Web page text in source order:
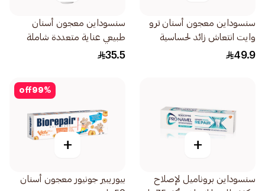
سنسوداين معجون أسنان ترو
وايت انتعاش زائد لحساسية
الأسنان 75مل
49.9
سنسوداين معجون أسنان
طبيعي عناية متعددة شاملة
ومهدئة بالأعشاب الطبيعية
35.5
+
سنسوداين بروناميل لإصلاح
99%
off
+
بيوريبير جونيور معجون أسنان